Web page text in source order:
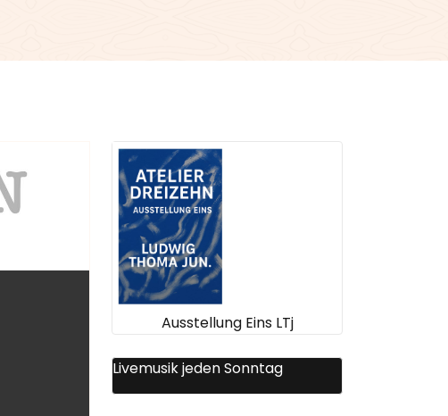
Ausstellung Eins LTj
Livemusik jeden Sonntag